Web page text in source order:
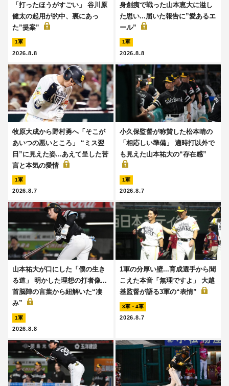
「打ったほうがすごい」 谷川原
健太の起用が的中、裏にあっ
た”提案”
1軍
2026.8.8
身創痍で戦った山本恵大に溢し
た思い...届いた報告に”愛あるエ
ール”
1軍
2026.8.8
牧原大成から野村勇へ「そこが
あいつの悪いところ」 “ミス翌
日”に見えた姿...あえて呈した苦
言と本気の愛情
1軍
2026.8.7
小久保監督が称賛した松本晴の
「相応しい準備」 適時打以外で
も見えた山本祐大の“存在感”
1軍
2026.8.7
山本祐大が口にした「僕の生き
る道」 明かした理想の打者像...
首脳陣の言葉から紐解いた“凄
み”
1軍
2026.8.8
1軍の分厚い壁...育成選手から聞
こえた本音「無理ですよ」 大越
基監督が語る3軍の“表情”
3軍・4軍
2026.8.7